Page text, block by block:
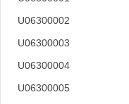
U06300002
U06300003
U06300004
U06300005